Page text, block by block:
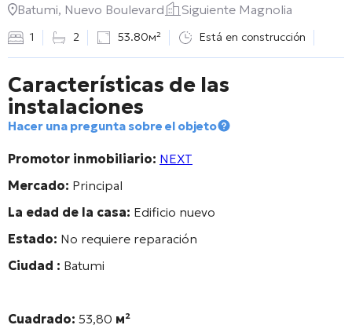
Batumi, Nuevo Boulevard Siguiente Magnolia
1 2 53.80м² Está en construcción
Características de las
instalaciones
Hacer una pregunta sobre el objeto
Promotor inmobiliario: NEXT
Mercado: Principal
La edad de la casa: Edificio nuevo
Estado: No requiere reparación
Ciudad : Batumi
Cuadrado: 53,80 м²